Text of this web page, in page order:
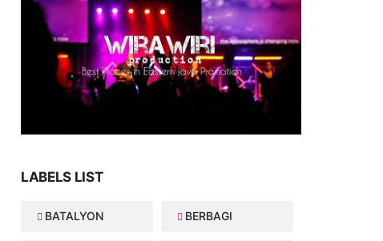
LABELS LIST
BATALYON BERBAGI